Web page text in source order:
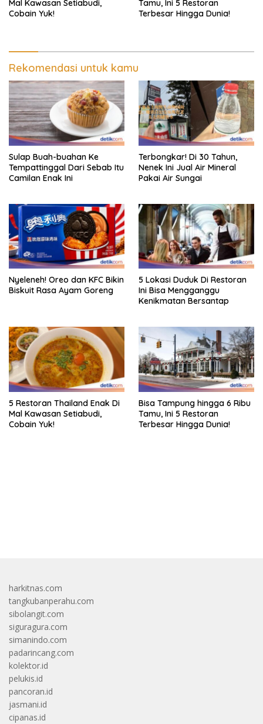
Mal Kawasan Setiabudi,
Cobain Yuk!
Tamu, Ini 5 Restoran
Terbesar Hingga Dunia!
Rekomendasi untuk kamu
Sulap Buah-buahan Ke
Tempattinggal Dari Sebab Itu
Camilan Enak Ini
Terbongkar! Di 30 Tahun,
Nenek Ini Jual Air Mineral
Pakai Air Sungai
Nyeleneh! Oreo dan KFC Bikin
Biskuit Rasa Ayam Goreng
5 Lokasi Duduk Di Restoran
Ini Bisa Mengganggu
Kenikmatan Bersantap
5 Restoran Thailand Enak Di
Mal Kawasan Setiabudi,
Cobain Yuk!
Bisa Tampung hingga 6 Ribu
Tamu, Ini 5 Restoran
Terbesar Hingga Dunia!
harkitnas.com
tangkubanperahu.com
sibolangit.com
siguragura.com
simanindo.com
padarincang.com
kolektor.id
pelukis.id
pancoran.id
jasmani.id
cipanas.id